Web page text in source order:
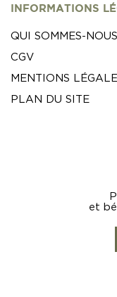
INFORMATIONS
QUI SOMMES-
CGV
MENTIONS
PLAN DU SITE
et